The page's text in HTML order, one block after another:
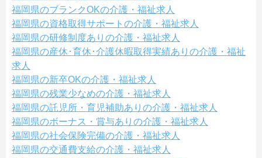
福岡県のブランクOKの介護・福祉求人
福岡県の資格取得サポートの介護・福祉求人
福岡県の研修制度ありの介護・福祉求人
福岡県の産休･育休･介護休暇取得実績ありの介護・福祉
求人
福岡県の新卒OKの介護・福祉求人
福岡県の残業少なめの介護・福祉求人
福岡県の託児所・育児補助ありの介護・福祉求人
福岡県のボーナス・賞与ありの介護・福祉求人
福岡県の社会保険完備の介護・福祉求人
福岡県の交通費支給の介護・福祉求人